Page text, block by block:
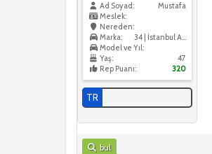
Ad Soyad:
Mustafa
Meslek:
Nereden:
34 | İstanbul Anadolu
Marka:
Model ve Yıl:
Yaş:
47
Rep Puanı:
320
TR
bul